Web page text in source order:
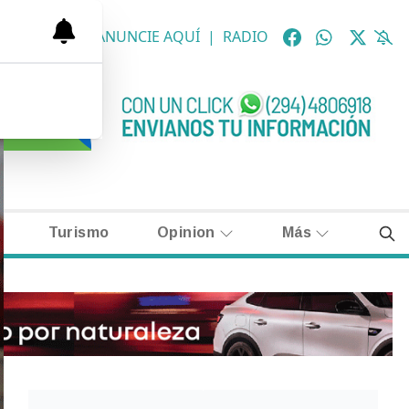
ANUNCIE AQUÍ | RADIO
Turismo Opinion Más